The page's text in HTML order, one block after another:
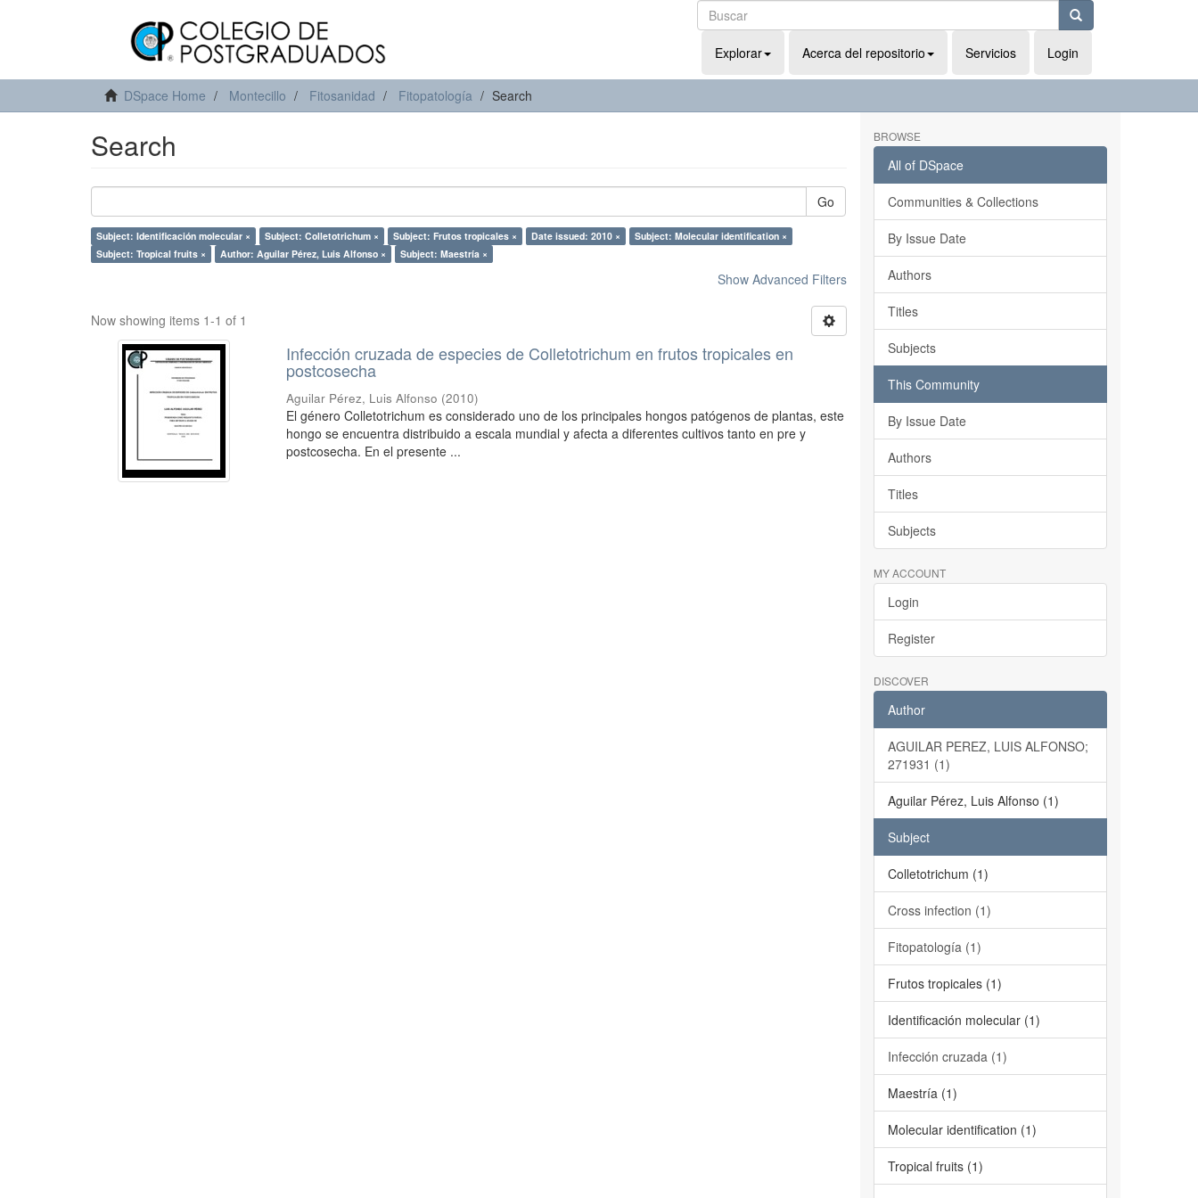
Explorar Acerca del repositorio Servicios Login
DSpace Home Montecillo Fitosanidad Fitopatología Search
Search
Go
Subject: Identificación molecular × Subject: Colletotrichum × Subject: Frutos tropicales × Date issued: 2010 ×
Subject: Molecular identification ×
Subject: Tropical fruits ×
Author: Aguilar Pérez, Luis Alfonso × Subject: Maestría ×
Show Advanced Filters
Now showing items 1-1 of 1
Infección cruzada de especies de Colletotrichum en frutos tropicales en
postcosecha
Aguilar Pérez, Luis Alfonso (2010)
El género Colletotrichum es considerado uno de los principales hongos patógenos de plantas, este
hongo se encuentra distribuido a escala mundial y afecta a diferentes cultivos tanto en pre y
postcosecha. En el presente ...
BROWSE
All of DSpace
Communities & Collections
By Issue Date
Authors
Titles
Subjects
This Community
By Issue Date
Authors
Titles
Subjects
MY ACCOUNT
Login
Register
DISCOVER
Author
AGUILAR PEREZ, LUIS ALFONSO;
271931 (1)
Aguilar Pérez, Luis Alfonso (1)
Subject
Colletotrichum (1)
Cross infection (1)
Fitopatología (1)
Frutos tropicales (1)
Identificación molecular (1)
Infección cruzada (1)
Maestría (1)
Molecular identification (1)
Tropical fruits (1)